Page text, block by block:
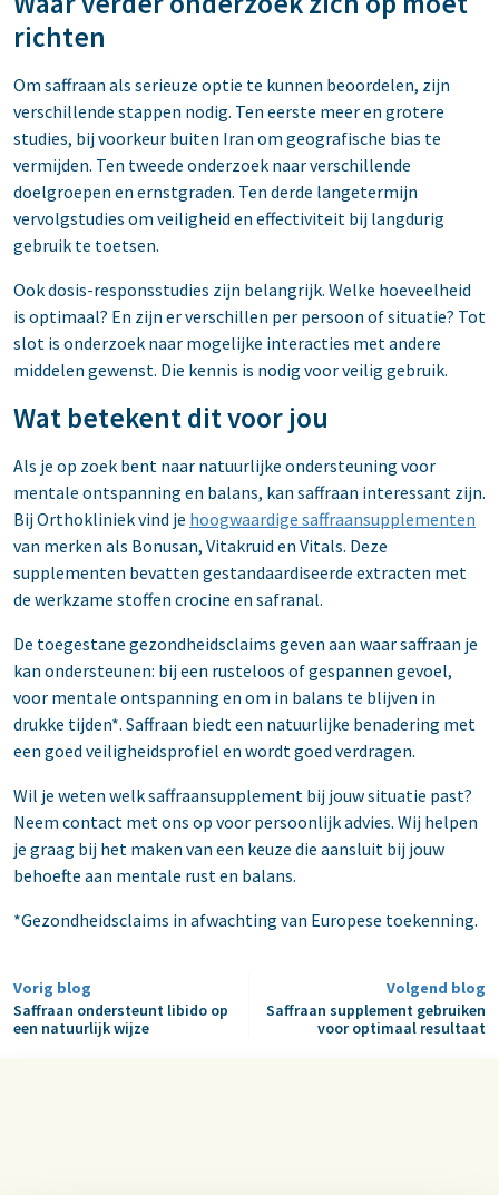
richten
Om saffraan als serieuze optie te kunnen beoordelen, zijn
verschillende stappen nodig. Ten eerste meer en grotere
studies, bij voorkeur buiten Iran om geografische bias te
vermijden. Ten tweede onderzoek naar verschillende
doelgroepen en ernstgraden. Ten derde langetermijn
vervolgstudies om veiligheid en effectiviteit bij langdurig
gebruik te toetsen.
Ook dosis-responsstudies zijn belangrijk. Welke hoeveelheid
is optimaal? En zijn er verschillen per persoon of situatie? Tot
slot is onderzoek naar mogelijke interacties met andere
middelen gewenst. Die kennis is nodig voor veilig gebruik.
Wat betekent dit voor jou
Als je op zoek bent naar natuurlijke ondersteuning voor
mentale ontspanning en balans, kan saffraan interessant zijn.
Bij Orthokliniek vind je hoogwaardige saffraansupplementen
van merken als Bonusan, Vitakruid en Vitals. Deze
supplementen bevatten gestandaardiseerde extracten met
de werkzame stoffen crocine en safranal.
De toegestane gezondheidsclaims geven aan waar saffraan je
kan ondersteunen: bij een rusteloos of gespannen gevoel,
voor mentale ontspanning en om in balans te blijven in
drukke tijden*. Saffraan biedt een natuurlijke benadering met
een goed veiligheidsprofiel en wordt goed verdragen.
Wil je weten welk saffraansupplement bij jouw situatie past?
Neem contact met ons op voor persoonlijk advies. Wij helpen
je graag bij het maken van een keuze die aansluit bij jouw
behoefte aan mentale rust en balans.
*Gezondheidsclaims in afwachting van Europese toekenning.
Vorig blog
Saffraan ondersteunt libido op
een natuurlijk wijze
Volgend blog
Saffraan supplement gebruiken
voor optimaal resultaat